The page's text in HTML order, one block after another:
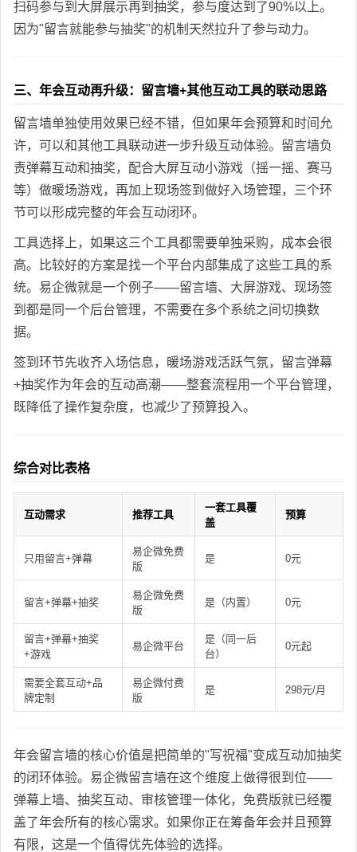
扫码参与到大屏展示再到抽奖，参与度达到了90%以上。
因为"留言就能参与抽奖"的机制天然拉升了参与动力。
三、年会互动再升级：留言墙+其他互动工具的联动思路
留言墙单独使用效果已经不错，但如果年会预算和时间允
许，可以和其他工具联动进一步升级互动体验。留言墙负
责弹幕互动和抽奖，配合大屏互动小游戏（摇一摇、赛马
等）做暖场游戏，再加上现场签到做好入场管理，三个环
节可以形成完整的年会互动闭环。
工具选择上，如果这三个工具都需要单独采购，成本会很
高。比较好的方案是找一个平台内部集成了这些工具的系
统。易企微就是一个例子——留言墙、大屏游戏、现场签
到都是同一个后台管理，不需要在多个系统之间切换数
据。
签到环节先收齐入场信息，暖场游戏活跃气氛，留言弹幕
+抽奖作为年会的互动高潮——整套流程用一个平台管理，
既降低了操作复杂度，也减少了预算投入。
综合对比表格
互动需求 推荐工具
一套工具覆
盖
预算
只用留言+弹幕
易企微免费
版
是 0元
留言+弹幕+抽奖
易企微免费
版
是（内置） 0元
留言+弹幕+抽奖
+游戏
易企微平台
是（同一后
台）
0元起
需要全套互动+品
牌定制
易企微付费
版
是 298元/月
年会留言墙的核心价值是把简单的"写祝福"变成互动加抽奖
的闭环体验。易企微留言墙在这个维度上做得很到位——
弹幕上墙、抽奖互动、审核管理一体化，免费版就已经覆
盖了年会所有的核心需求。如果你正在筹备年会并且预算
有限，这是一个值得优先体验的选择。